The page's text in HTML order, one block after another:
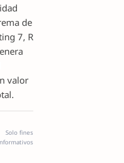
de
7, R
valor
Solo fines